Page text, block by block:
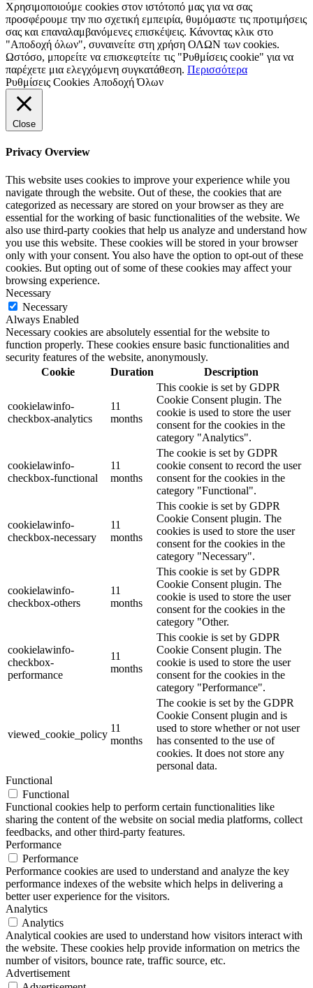
Χρησιμοποιούμε cookies στον ιστότοπό μας για να σας
προσφέρουμε την πιο σχετική εμπειρία, θυμόμαστε τις προτιμήσεις
σας και επαναλαμβανόμενες επισκέψεις. Κάνοντας κλικ στο
"Αποδοχή όλων", συναινείτε στη χρήση ΟΛΩΝ των cookies.
Ωστόσο, μπορείτε να επισκεφτείτε τις "Ρυθμίσεις cookie" για να
παρέχετε μια ελεγχόμενη συγκατάθεση. Περισσότερα
Ρυθμίσεις Cookies Αποδοχή Όλων
Close
Privacy Overview
This website uses cookies to improve your experience while you
navigate through the website. Out of these, the cookies that are
categorized as necessary are stored on your browser as they are
essential for the working of basic functionalities of the website. We
also use third-party cookies that help us analyze and understand how
you use this website. These cookies will be stored in your browser
only with your consent. You also have the option to opt-out of these
cookies. But opting out of some of these cookies may affect your
browsing experience.
Necessary
Necessary
Always Enabled
Necessary cookies are absolutely essential for the website to
function properly. These cookies ensure basic functionalities and
security features of the website, anonymously.
Cookie
Duration Description
cookielawinfo-
checkbox-analytics
11
months
This cookie is set by GDPR
Cookie Consent plugin. The
cookie is used to store the user
consent for the cookies in the
category "Analytics".
cookielawinfo-
checkbox-functional
11
months
The cookie is set by GDPR
cookie consent to record the user
consent for the cookies in the
category "Functional".
cookielawinfo-
checkbox-necessary
11
months
This cookie is set by GDPR
Cookie Consent plugin. The
cookies is used to store the user
consent for the cookies in the
category "Necessary".
cookielawinfo-
checkbox-others
11
months
This cookie is set by GDPR
Cookie Consent plugin. The
cookie is used to store the user
consent for the cookies in the
category "Other.
cookielawinfo-
checkbox-
performance
11
months
This cookie is set by GDPR
Cookie Consent plugin. The
cookie is used to store the user
consent for the cookies in the
category "Performance".
viewed_cookie_policy
11
months
The cookie is set by the GDPR
Cookie Consent plugin and is
used to store whether or not user
has consented to the use of
cookies. It does not store any
personal data.
Functional
Functional
Functional cookies help to perform certain functionalities like
sharing the content of the website on social media platforms, collect
feedbacks, and other third-party features.
Performance
Performance
Performance cookies are used to understand and analyze the key
performance indexes of the website which helps in delivering a
better user experience for the visitors.
Analytics
Analytics
Analytical cookies are used to understand how visitors interact with
the website. These cookies help provide information on metrics the
number of visitors, bounce rate, traffic source, etc.
Advertisement